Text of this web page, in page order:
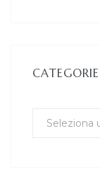
CATEGORIE